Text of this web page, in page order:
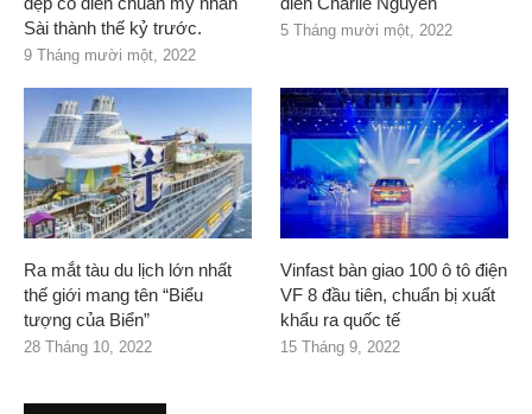
Sài thành thế kỷ trước.
9 Tháng mười một, 2022
5 Tháng mười một, 2022
Ra mắt tàu du lịch lớn nhất
thế giới mang tên “Biểu
tượng của Biển”
28 Tháng 10, 2022
Vinfast bàn giao 100 ô tô điện
VF 8 đầu tiên, chuẩn bị xuất
khẩu ra quốc tế
15 Tháng 9, 2022